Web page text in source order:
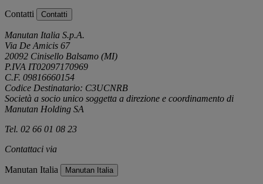
Contatti Contatti
Manutan Italia S.p.A.
Via De Amicis 67
20092 Cinisello Balsamo (MI)
P.IVA IT02097170969
C.F. 09816660154
Codice Destinatario: C3UCNRB
Società a socio unico soggetta a direzione e coordinamento di
Manutan Holding SA
Tel. 02 66 01 08 23
Contattaci via
Manutan Italia Manutan Italia